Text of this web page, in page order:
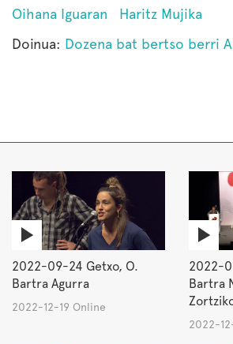
Oihana Iguaran
Haritz Mujika
Doinua: Dozena bat bertso berri A
2022-09-24 Getxo, O.
Bartra Agurra
2022-12-19 Online
2022-
Bartra
2022-